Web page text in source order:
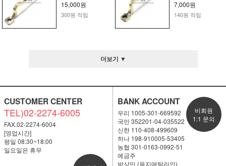
15,000원
300원 적립
7,000원
140원 적립
더보기 ▼
CUSTOMER CENTER
TEL)02-2274-6005
FAX.02-2274-6004
[영업시간]
평일 08:30~18:00
일요일은 휴무
BANK ACCOUNT
우리 1005-301-669592
국민 352201-04-035522
신한 110-408-499609
하나 198-910005-53405
농협 301-0163-0992-51
예금주
박상민 (을지메탈라인)
비회원
1:1 문의